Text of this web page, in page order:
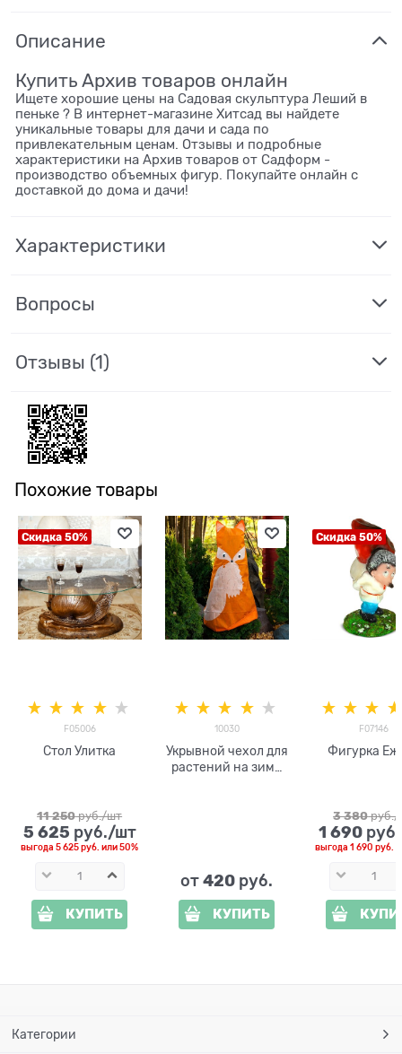
Описание
Купить Архив товаров онлайн
Ищете хорошие цены на Садовая скульптура Леший в
пеньке ? В интернет-магазине Хитсад вы найдете
уникальные товары для дачи и сада по
привлекательным ценам. Отзывы и подробные
характеристики на Архив товаров от Садформ -
производство объемных фигур. Покупайте онлайн с
доставкой до дома и дачи!
Характеристики
Вопросы
Отзывы (1)
Похожие товары
Скидка 50%
F05006
Стол Улитка
11 250 руб./шт
5 625 руб./шт
выгода5 625 руб. или50%
КУПИТЬ
10030
Укрывной чехол для
растений на зиму
от420 руб.
КУПИТЬ
Скидка 50%
F07146
Фигурка
3 380 руб./
1 690
выгода1 690 руб.
Категории